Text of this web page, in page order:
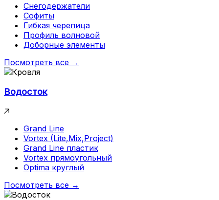
Снегодержатели
Софиты
Гибкая черепица
Профиль волновой
Доборные элементы
Посмотреть все →
Водосток
Grand Line
Vortex (Lite,Mix,Project)
Grand Line пластик
Vortex прямоугольный
Optima круглый
Посмотреть все →